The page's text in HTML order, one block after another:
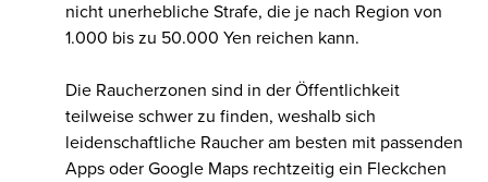
nicht unerhebliche Strafe, die je nach Region von
1.000 bis zu 50.000 Yen reichen kann.
Die Raucherzonen sind in der Öffentlichkeit
teilweise schwer zu finden, weshalb sich
leidenschaftliche Raucher am besten mit passenden
Apps oder Google Maps rechtzeitig ein Fleckchen